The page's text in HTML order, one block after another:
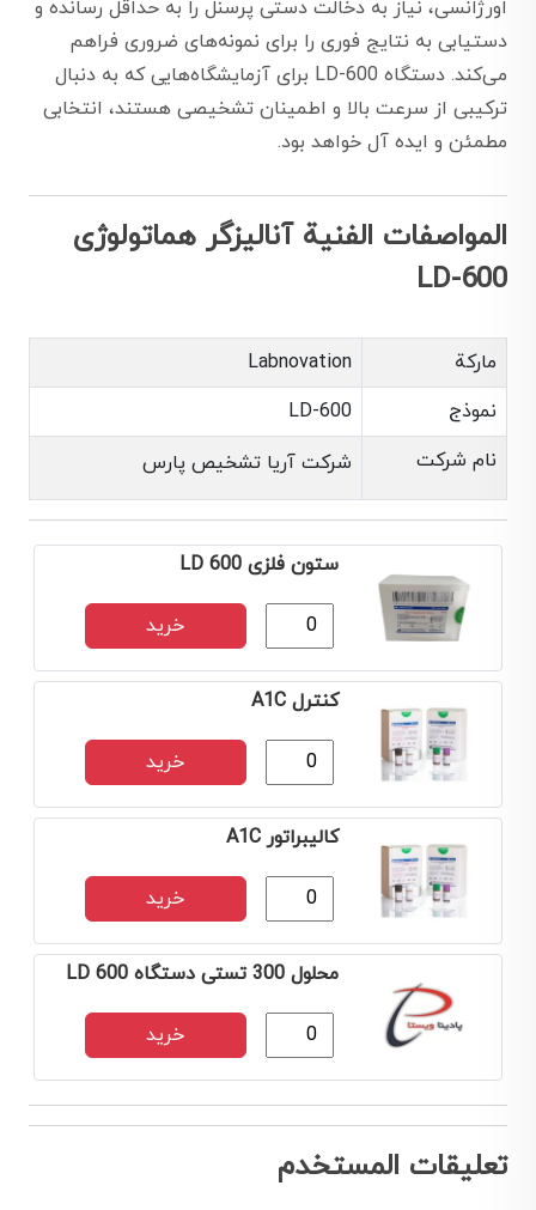
اورژانسی، نیاز به دخالت دستی پرسنل را به حداقل رسانده و
دستیابی به نتایج فوری را برای نمونه‌های ضروری فراهم
می‌کند. دستگاه LD-600 برای آزمایشگاه‌هایی که به دنبال
ترکیبی از سرعت بالا و اطمینان تشخیصی هستند، انتخابی
مطمئن و ایده آل خواهد بود.
المواصفات الفنية آنالیزگر هماتولوژی
LD-600
ماركة
Labnovation
نموذج
LD-600
نام شرکت
شرکت آریا تشخیص پارس
ستون فلزی LD 600
خرید
کنترل A1C
خرید
کالیبراتور A1C
خرید
محلول 300 تستی دستگاه LD 600
خرید
تعليقات المستخدم